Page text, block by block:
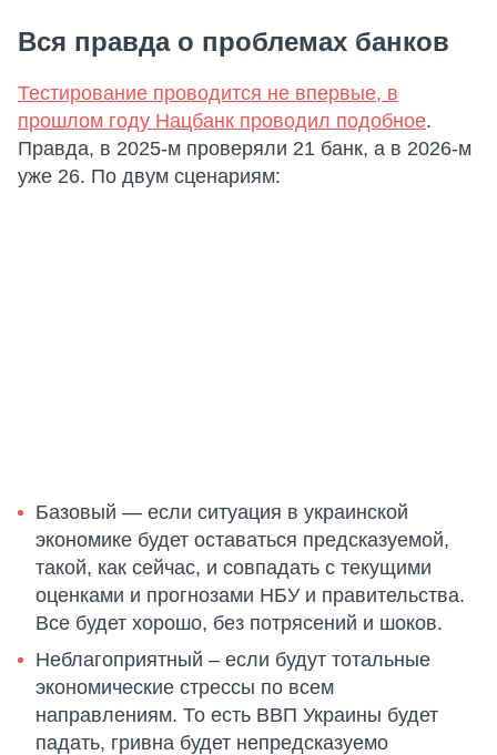
Вся правда о проблемах банков
Тестирование проводится не впервые, в
прошлом году Нацбанк проводил подобное.
Правда, в 2025-м проверяли 21 банк, а в 2026-м
уже 26. По двум сценариям:
Базовый — если ситуация в украинской
экономике будет оставаться предсказуемой,
такой, как сейчас, и совпадать с текущими
оценками и прогнозами НБУ и правительства.
Все будет хорошо, без потрясений и шоков.
Неблагоприятный – если будут тотальные
экономические стрессы по всем
направлениям. То есть ВВП Украины будет
падать, гривна будет непредсказуемо